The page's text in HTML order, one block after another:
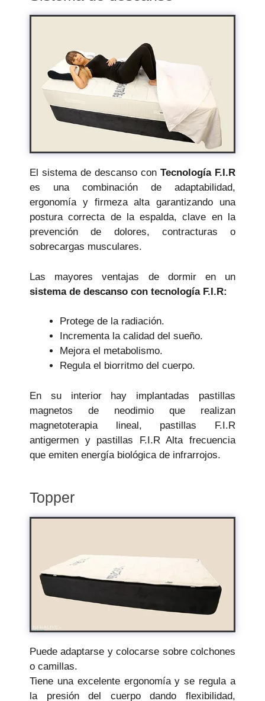
El sistema de descanso con Tecnología F.I.R
es una combinación de adaptabilidad,
ergonomía y firmeza alta garantizando una
postura correcta de la espalda, clave en la
prevención de dolores, contracturas o
sobrecargas musculares.
Las mayores ventajas de dormir en un
sistema de descanso con tecnología F.I.R:
Protege de la radiación.
Incrementa la calidad del sueño.
Mejora el metabolismo.
Regula el biorritmo del cuerpo.
En su interior hay implantadas pastillas
magnetos de neodimio que realizan
magnetoterapia lineal, pastillas F.I.R
antigermen y pastillas F.I.R Alta frecuencia
que emiten energía biológica de infrarrojos.
Topper
Puede adaptarse y colocarse sobre colchones
o camillas.
Tiene una excelente ergonomía y se regula a
la presión del cuerpo dando flexibilidad,